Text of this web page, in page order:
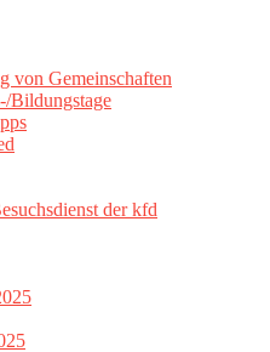
von Gemeinschaften
Bildungstage
der kfd